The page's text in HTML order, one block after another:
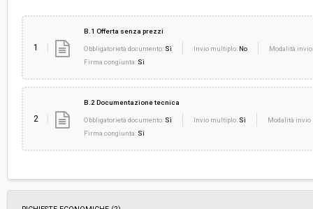
1
B.1 Offerta senza prezzi
Obbligatorietà documento: Sì Invio multiplo: No
Modalità
Firma congiunta: Sì
2
B.2 Documentazione tecnica
Obbligatorietà documento: Sì Invio multiplo: Sì
Modalità invio
Firma congiunta: Sì